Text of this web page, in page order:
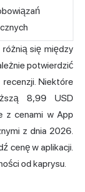
się między
potwierdzić
Niektóre
8,99 USD
z cenami w App
z dnia 2026.
cenę w aplikacji.
od kaprysu.